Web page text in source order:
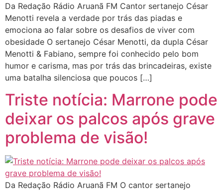
Da Redação Rádio Aruanã FM Cantor sertanejo César
Menotti revela a verdade por trás das piadas e
emociona ao falar sobre os desafios de viver com
obesidade O sertanejo César Menotti, da dupla César
Menotti & Fabiano, sempre foi conhecido pelo bom
humor e carisma, mas por trás das brincadeiras, existe
uma batalha silenciosa que poucos […]
Triste notícia: Marrone pode
deixar os palcos após grave
problema de visão!
Da Redação Rádio Aruanã FM O cantor sertanejo